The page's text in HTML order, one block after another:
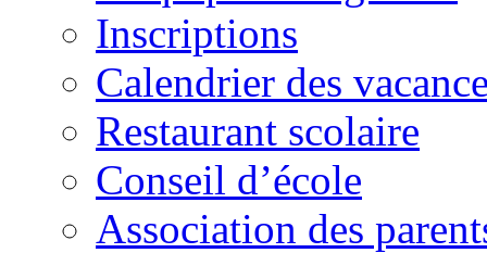
Inscriptions
Calendrier des
Restaurant scolaire
Conseil d’école
Association des